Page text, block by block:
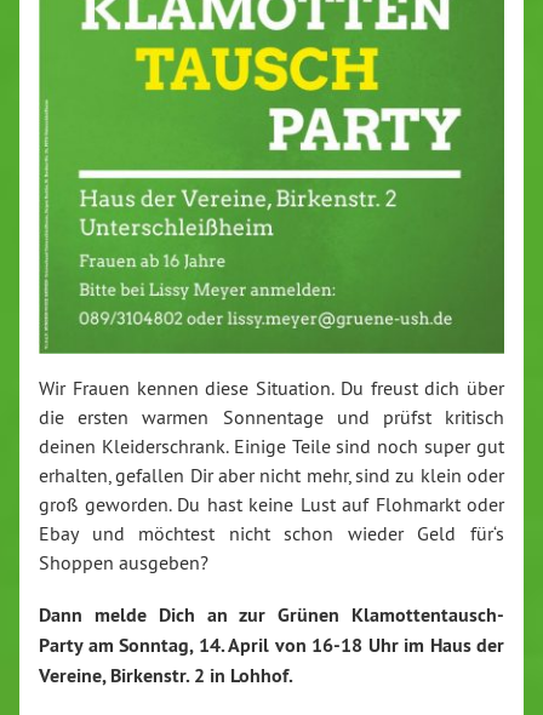
Wir Frauen kennen diese Situation. Du freust dich über
die ersten warmen Sonnentage und prüfst kritisch
deinen Kleiderschrank. Einige Teile sind noch super gut
erhalten, gefallen Dir aber nicht mehr, sind zu klein oder
groß geworden. Du hast keine Lust auf Flohmarkt oder
Ebay und möchtest nicht schon wieder Geld für‘s
Shoppen ausgeben?
Dann melde Dich an zur Grünen Klamottentausch-
Party am Sonntag, 14. April von 16-18 Uhr im Haus der
Vereine, Birkenstr. 2 in Lohhof.